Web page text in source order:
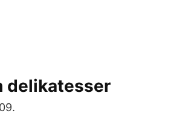
delikatesser